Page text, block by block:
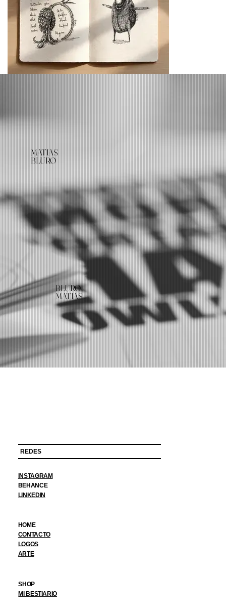
MATIAS
BLURO
BLURO
MATIAS
REDES
INSTAGRAM
BEHANCE
LINKEDIN
HOME
CONTACTO
LOGOS
ARTE
SHOP
MI BESTIARIO